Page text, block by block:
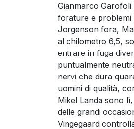
Gianmarco
forature e problemi
Jorgenson fora,
al chilometro 6,5,
entrare in fuga
puntualmente
nervi che dura
uomini di qualità,
Mikel Landa sono
delle grandi
Vingegaard